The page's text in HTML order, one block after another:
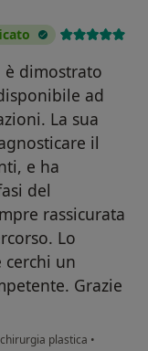
dimostrato
ad
La sua
il
e ha
del
rassicurata
Lo
un
Grazie
plastica •